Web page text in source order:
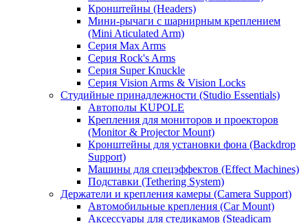
Кронштейны (Headers)
Мини-рычаги с шарнирным креплением
(Mini Aticulated Arm)
Серия Max Arms
Серия Rock's Arms
Серия Super Knuckle
Серия Vision Arms & Vision Locks
Студийные принадлежности (Studio Essentials)
Автополы KUPOLE
Крепления для мониторов и проекторов
(Monitor & Projector Mount)
Кронштейны для установки фона (Backdrop
Support)
Машины для спецэффектов (Effect Machines)
Подставки (Tethering System)
Держатели и крепления камеры (Camera Support)
Автомобильные крепления (Car Mount)
Аксессуары для стедикамов (Steadicam